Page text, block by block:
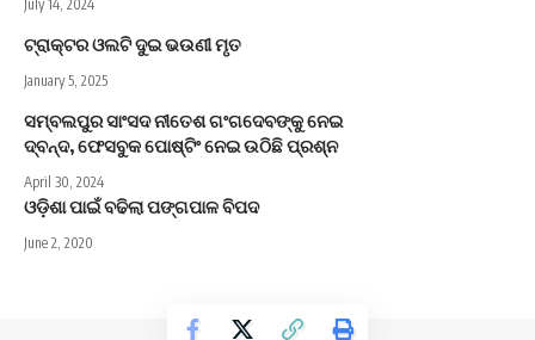
July 14, 2024
ଟ୍ରାକ୍ଟର ଓଲଟି ଦୁଇ ଭଉଣୀ ମୃତ
January 5, 2025
ସମ୍ବଲପୁର ସାଂସଦ ନୀତେଶ ଗଂଗଦେବଙ୍କୁ ନେଇ
ଦ୍ବନ୍ଦ, ଫେସବୁକ ପୋଷ୍ଟିଂ ନେଇ ଉଠିଛି ପ୍ରଶ୍ନ
April 30, 2024
ଓଡ଼ିଶା ପାଇଁ ବଢିଲା ପଙ୍ଗପାଳ ବିପଦ
June 2, 2020